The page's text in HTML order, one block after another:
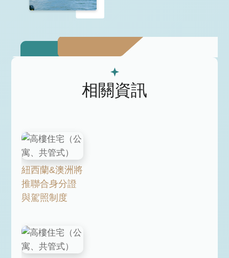
相關資訊
紐西蘭&澳洲將
推聯合身分證
與駕照制度